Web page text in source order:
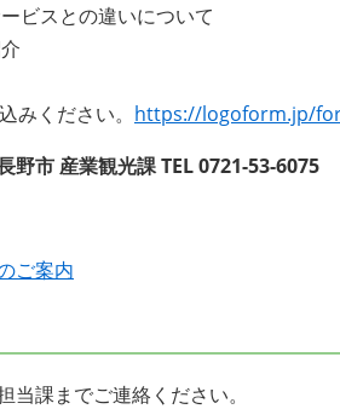
スとの違いについて
みください。 https://logoform.jp/
野市 産業観光課 TEL 0721-53-6075
ご案内
課までご連絡ください。